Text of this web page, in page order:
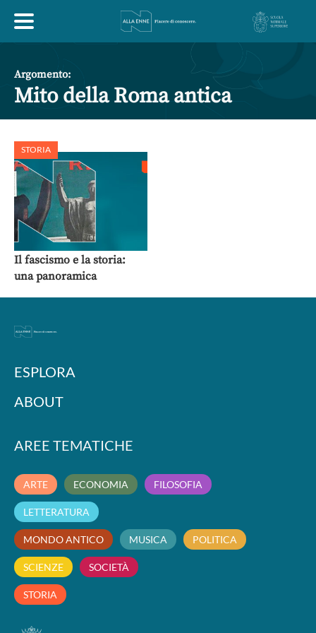
ESPLORA
ABOUT
ARTE
LETTERATURA MONDO ANTICO
POLITICA
Argomento:
Mito della Roma antica
STORIA
Il fascismo e la storia:
una panoramica
ESPLORA
ABOUT
AREE TEMATICHE
ARTE ECONOMIA FILOSOFIA
LETTERATURA
MONDO ANTICO MUSICA POLITICA
SCIENZE SOCIETÀ
STORIA